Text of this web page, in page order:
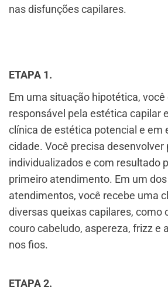
nas disfunções capilares.
ETAPA 1.
Em uma situação hipotética, você
responsável pela estética capilar
clínica de estética potencial e em
cidade. Você precisa desenvolver
individualizados e com resultado
primeiro atendimento. Em um
atendimentos, você recebe uma
diversas queixas capilares, como
couro cabeludo, aspereza, frizz e
nos fios.
ETAPA 2.